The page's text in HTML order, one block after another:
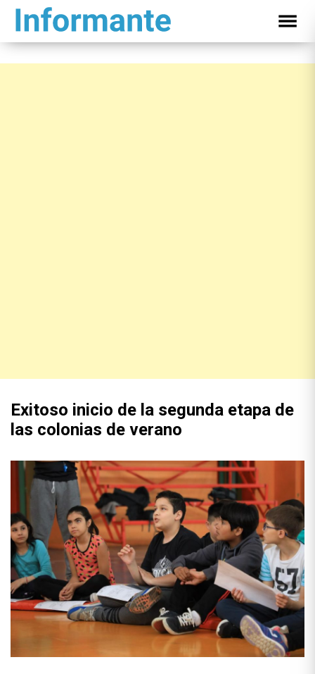
Exitoso inicio de la segunda etapa de
las colonias de verano